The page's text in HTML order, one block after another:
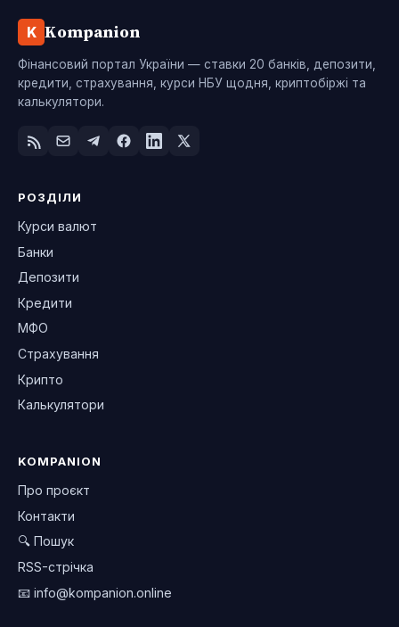
K Kompanion
Фінансовий портал України — ставки 20 банків, депозити,
кредити, страхування, курси НБУ щодня, криптобіржі та
калькулятори.
РОЗДІЛИ
Курси валют
Банки
Депозити
Кредити
МФО
Страхування
Крипто
Калькулятори
KOMPANION
Про проєкт
Контакти
🔍 Пошук
RSS-стрічка
📧 info@kompanion.online